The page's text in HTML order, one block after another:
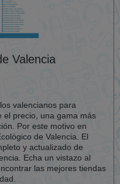
Valencia
valencianos para
el precio, una gama más
Por este motivo en
de Valencia. El
y actualizado de
Echa un vistazo al
las mejores tiendas